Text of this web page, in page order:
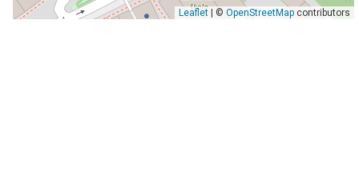
Leaflet| © OpenStreetMapcontributors